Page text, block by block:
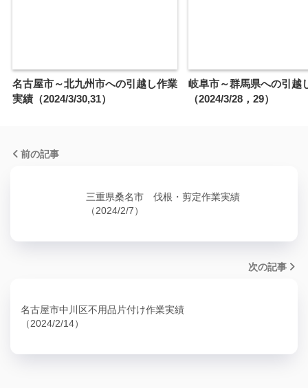
名古屋市～北九州市への引越し作業
実績（2024/3/30,31）
岐阜市～群馬県への引越
（2024/3/28，29）
前の記事
三重県桑名市 伐根・剪定作業実績
（2024/2/7）
次の記事
名古屋市中川区不用品片付け作業実績
（2024/2/14）